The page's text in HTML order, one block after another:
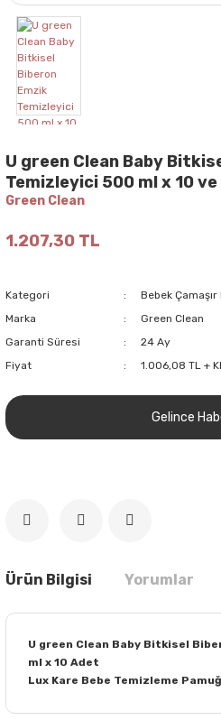
U green Clean Baby
Temizleyici 500 ml x 10
Green Clean
1.207,30 TL
Kategori
Bebek
Marka
Green Clean
Garanti Süresi
24 Ay
Fiyat
1.006,08 TL +
Gelince
Ürün Bilgisi Yorumlar
U green Clean Baby Bitkisel
ml x 10 Adet
Lux Kare Bebe Temizleme